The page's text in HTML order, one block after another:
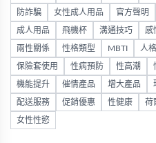
防詐騙 女性成人用品 官方聲明
成人用品 飛機杯 溝通技巧 感
兩性關係 性格類型 MBTI 人
保險套使用 性病預防 性高潮
機能提升 催情產品 增大產品
配送服務 促銷優惠 性健康 荷
女性性慾